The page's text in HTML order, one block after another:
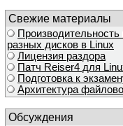
Свежие материалы
разных дисков в Linux
Лицензия раздора
Патч Reiser4 для
Подготовка к
Архитектура
Обсуждения